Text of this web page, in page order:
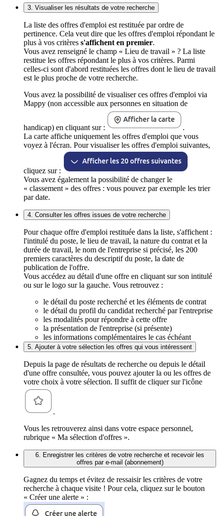
3. Visualiser les résultats de votre recherche
La liste des offres d'emploi est restituée par ordre de
pertinence. Cela veut dire que les offres d'emploi répondant le
plus à vos critères s'affichent en premier.
Vous avez renseigné le champ « Lieu de travail » ? La liste
restitue les offres répondant le plus à vos critères. Parmi
celles-ci sont d'abord restituées les offres dont le lieu de travail
est le plus proche de votre recherche.
Vous avez la possibilité de visualiser ces offres d'emploi via
Mappy (non accessible aux personnes en situation de
handicap) en cliquant sur :
.
La carte affiche uniquement les offres d'emploi que vous
voyez à l'écran. Pour visualiser les offres d'emploi suivantes,
cliquez sur :
Vous avez également la possibilité de changer le
« classement » des offres : vous pouvez par exemple les trier
par date.
4. Consulter les offres issues de votre recherche
Pour chaque offre d'emploi restituée dans la liste, s'affichent :
l'intitulé du poste, le lieu de travail, la nature du contrat et la
durée de travail, le nom de l'entreprise si précisé, les 200
premiers caractères du descriptif du poste, la date de
publication de l'offre.
Vous accédez au détail d'une offre en cliquant sur son intitulé
ou sur le logo sur la gauche. Vous retrouvez :
le détail du poste recherché et les éléments de contrat
le détail du profil du candidat recherché par l'entreprise
les modalités pour répondre à cette offre
la présentation de l'entreprise (si présente)
les informations complémentaires le cas échéant
5. Ajouter à votre sélection les offres qui vous intéressent
Depuis la page de résultats de recherche ou depuis le détail
d'une offre consultée, vous pouvez ajouter la ou les offres de
votre choix à votre sélection. Il suffit de cliquer sur l'icône
.
Vous les retrouverez ainsi dans votre espace personnel,
rubrique « Ma sélection d'offres ».
6. Enregistrer les critères de votre recherche et recevoir les
offres par e-mail (abonnement)
Gagnez du temps et évitez de ressaisir les critères de votre
recherche à chaque visite ! Pour cela, cliquez sur le bouton
« Créer une alerte » :